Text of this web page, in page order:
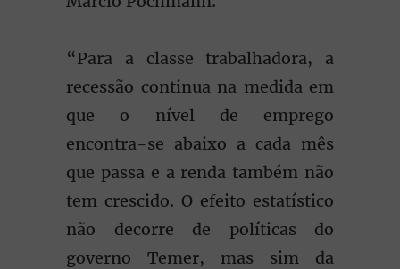
“Para a classe trabalhadora, a
recessão continua na medida em
que o nível de emprego
encontra-se abaixo a cada mês
que passa e a renda também não
tem crescido. O efeito estatístico
não decorre de políticas do
governo Temer, mas sim da